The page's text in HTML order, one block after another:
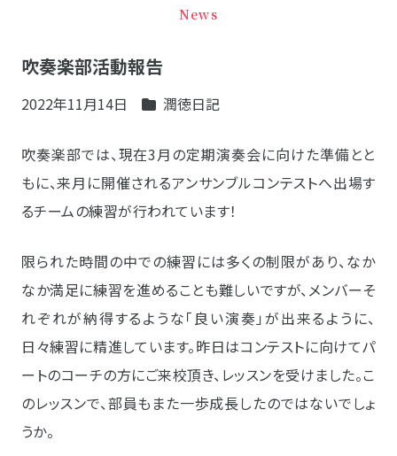
News
吹奏楽部活動報告
2022年11月14日 潤徳日記
吹奏楽部では、現在3月の定期演奏会に向けた準備とと
もに、来月に開催されるアンサンブルコンテストへ出場す
るチームの練習が行われています！
限られた時間の中での練習には多くの制限があり、なか
なか満足に練習を進めることも難しいですが、メンバーそ
れぞれが納得するような「良い演奏」が出来るように、
日々練習に精進しています。昨日はコンテストに向けてパ
ートのコーチの方にご来校頂き、レッスンを受けました。こ
のレッスンで、部員もまた一歩成長したのではないでしょ
うか。